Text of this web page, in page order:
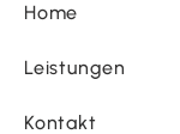
Home
Leistungen
Kontakt